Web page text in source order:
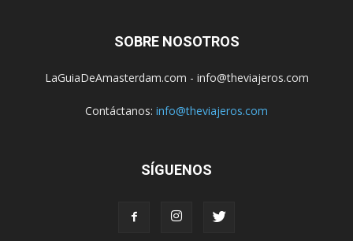
SOBRE NOSOTROS
LaGuiaDeAmasterdam.com - info@theviajeros.com
Contáctanos: info@theviajeros.com
SÍGUENOS